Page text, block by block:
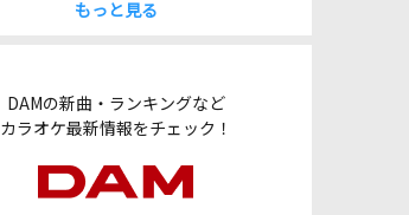
もっと見る
DAMの新曲・ランキングなど
カラオケ最新情報をチェック！